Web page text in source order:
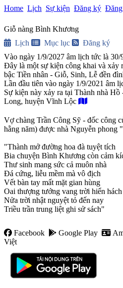
Home Lịch Sự kiện Đăng ký
Giỗ nàng Bình Khương
Lịch
Mục lục
Đăng ký
Vào ngày 1/9/2027 âm lịch tức là
Đây là một sự kiện công khai và xảy
bậc Tiền nhân - Giỗ, Sinh, Lễ đền
Lần đầu tiên vào ngày 1/9/2021 âm
Sự kiện này xảy ra tại Thành nhà
Long, huyện Vĩnh Lộc
Vợ chàng Trần Công Sỹ - đốc công
hằng năm) được nhà Nguyễn phong
"Thành mở đường hoa đà tuyệt tích
Bia chuyện Bình Khương còn cảm
Thư sinh mang sức cả muôn nhà
Đá cứng, liễu mềm mà vô địch
Vết bàn tay mất mặt gian hùng
Oai thượng tướng vang trời hiển hách
Nửa trời nhật nguyệt tỏ đến nay
Triều trần trung liệt ghi sử sách"
Facebook Google Play
Việt